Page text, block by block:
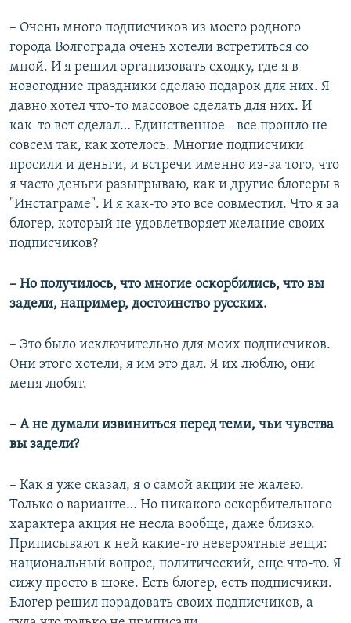
– Очень много подписчиков из моего родного
города Волгограда очень хотели встретиться со
мной. И я решил организовать сходку, где я в
новогодние праздники сделаю подарок для них. Я
давно хотел что-то массовое сделать для них. И
как-то вот сделал… Единственное - все прошло не
совсем так, как хотелось. Многие подписчики
просили и деньги, и встречи именно из-за того, что
я часто деньги разыгрываю, как и другие блогеры в
"Инстаграме". И я как-то это все совместил. Что я за
блогер, который не удовлетворяет желание своих
подписчиков?
– Но получилось, что многие оскорбились, что вы
задели, например, достоинство русских.
– Это было исключительно для моих подписчиков.
Они этого хотели, я им это дал. Я их люблю, они
меня любят.
– А не думали извиниться перед теми, чьи чувства
вы задели?
– Как я уже сказал, я о самой акции не жалею.
Только о варианте… Но никакого оскорбительного
характера акция не несла вообще, даже близко.
Приписывают к ней какие-то невероятные вещи:
национальный вопрос, политический, еще что-то. Я
сижу просто в шоке. Есть блогер, есть подписчики.
Блогер решил порадовать своих подписчиков, а